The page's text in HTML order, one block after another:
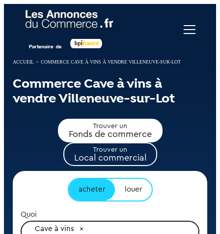
ACCUEIL > COMMERCE CAVE À VINS À VENDRE VILLENEUVE-SUR-LOT
Commerce Cave à vins à
vendre Villeneuve-sur-Lot
Trouver un
Fonds de commerce
Trouver un
Local commercial
acheter louer
Quoi
Cave à vins
Panneau de gestion des cookies